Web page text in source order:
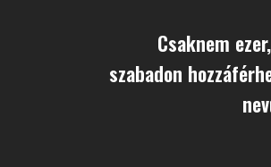
Csaknem
szabadon